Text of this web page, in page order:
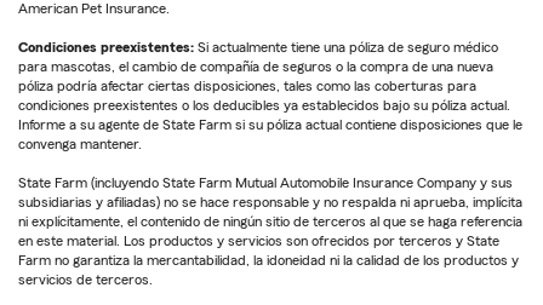
American Pet Insurance.
Condiciones preexistentes: Si actualmente tiene una póliza de seguro médico
para mascotas, el cambio de compañía de seguros o la compra de una nueva
póliza podría afectar ciertas disposiciones, tales como las coberturas para
condiciones preexistentes o los deducibles ya establecidos bajo su póliza actual.
Informe a su agente de State Farm si su póliza actual contiene disposiciones que le
convenga mantener.
State Farm (incluyendo State Farm Mutual Automobile Insurance Company y sus
subsidiarias y afiliadas) no se hace responsable y no respalda ni aprueba, implícita
ni explícitamente, el contenido de ningún sitio de terceros al que se haga referencia
en este material. Los productos y servicios son ofrecidos por terceros y State
Farm no garantiza la mercantabilidad, la idoneidad ni la calidad de los productos y
servicios de terceros.